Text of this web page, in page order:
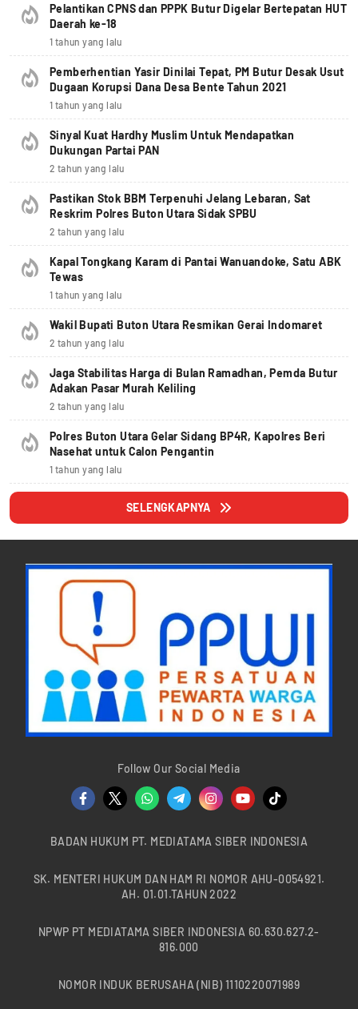
Pelantikan CPNS dan PPPK Butur Digelar Bertepatan HUT
Daerah ke-18
1 tahun yang lalu
Pemberhentian Yasir Dinilai Tepat, PM Butur Desak Usut
Dugaan Korupsi Dana Desa Bente Tahun 2021
1 tahun yang lalu
Sinyal Kuat Hardhy Muslim Untuk Mendapatkan
Dukungan Partai PAN
2 tahun yang lalu
Pastikan Stok BBM Terpenuhi Jelang Lebaran, Sat
Reskrim Polres Buton Utara Sidak SPBU
2 tahun yang lalu
Kapal Tongkang Karam di Pantai Wanuandoke, Satu ABK
Tewas
1 tahun yang lalu
Wakil Bupati Buton Utara Resmikan Gerai Indomaret
2 tahun yang lalu
Jaga Stabilitas Harga di Bulan Ramadhan, Pemda Butur
Adakan Pasar Murah Keliling
2 tahun yang lalu
Polres Buton Utara Gelar Sidang BP4R, Kapolres Beri
Nasehat untuk Calon Pengantin
1 tahun yang lalu
SELENGKAPNYA
Follow Our Social Media
BADAN HUKUM PT. MEDIATAMA SIBER INDONESIA
SK. MENTERI HUKUM DAN HAM RI NOMOR AHU-0054921.
AH. 01.01.TAHUN 2022
NPWP PT MEDIATAMA SIBER INDONESIA 60.630.627.2-
816.000
NOMOR INDUK BERUSAHA (NIB) 1110220071989